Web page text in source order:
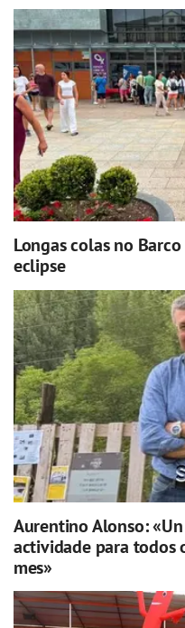
Longas colas no
eclipse
Aurentino Alonso:
actividade para todos
mes»